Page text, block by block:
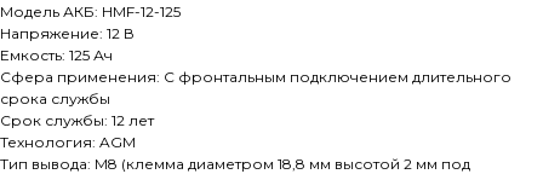
Модель АКБ: HMF-12-125
Напряжение: 12 В
Емкость: 125 Ач
Сфера применения: С фронтальным подключением длительного
срока службы
Срок службы: 12 лет
Технология: AGM
Тип вывода: M8 (клемма диаметром 18,8 мм высотой 2 мм под